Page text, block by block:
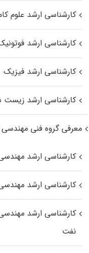
کارشناسی ارشد علوم
کارشناسی ارشد
کارشناسی ارشد فیزیک
کارشناسی ارشد زیست‌
معرفی گروه فنی
کارشناسی ارشد
کارشناسی ارشد
کارشناسی ارشد
نفت